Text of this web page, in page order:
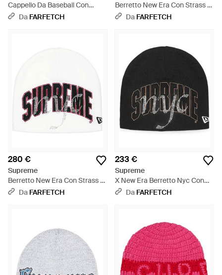
Cappello Da Baseball Con
Ricamo - Rosso
Da FARFETCH
Berretto New Era Con Strass -
Rosso
Da FARFETCH
280 €
Supreme
Berretto New Era Con Strass -
Bianco
Da FARFETCH
233 €
Supreme
X New Era Berretto Nyc Con
Strass - Nero
Da FARFETCH